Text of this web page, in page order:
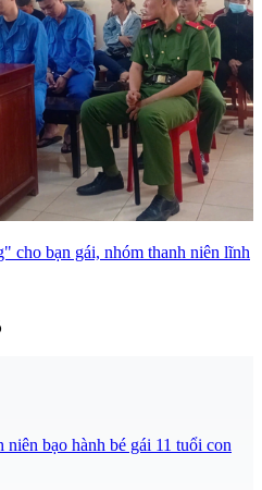
cho bạn gái, nhóm thanh niên lĩnh
bạo hành bé gái 11 tuổi con